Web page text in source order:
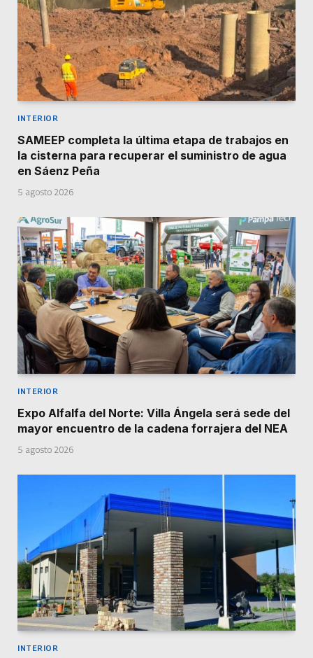
INTERIOR
SAMEEP completa la última etapa de trabajos en
la cisterna para recuperar el suministro de agua
en Sáenz Peña
5 agosto 2026
INTERIOR
Expo Alfalfa del Norte: Villa Ángela será sede del
mayor encuentro de la cadena forrajera del NEA
5 agosto 2026
INTERIOR